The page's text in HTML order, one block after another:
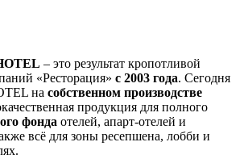
– это результат кропотливой
«Ресторация» с 2003 года. Сегодня
на собственном производстве
продукция для полного
фонда отелей, апарт-отелей и
всё для зоны ресепшена, лобби и